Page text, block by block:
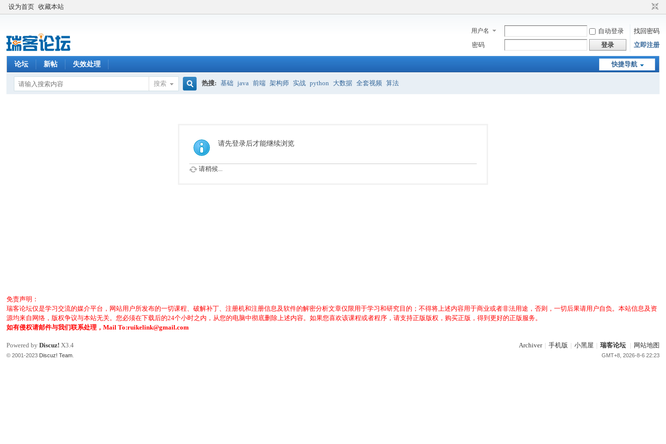
设为首页 收藏本站
用户名 自动登录
找回密码
密码
登录 立即注册
快捷导航
论坛 新帖 失效处理
搜索 热搜: 基础 java 前端 架构师 实战 python 大数据 全套视频 算法
请先登录后才能继续浏览
请稍候...
免责声明：
瑞客论坛仅是学习交流的媒介平台，网站用户所发布的一切课程、破解补丁、注册机和注册信息及软件的解密分析文章仅限用于学习和研究目的；不得将上述内容用于商业或者非法用途，否则，一切后果请用户自负。本站信息及资
源均来自网络，版权争议与本站无关。您必须在下载后的24个小时之内，从您的电脑中彻底删除上述内容。如果您喜欢该课程或者程序，请支持正版版权，购买正版，得到更好的正版服务。
如有侵权请邮件与我们联系处理，Mail To:ruikelink@gmail.com
Archiver | 手机版 | 小黑屋 | 瑞客论坛 | 网站地图
GMT+8, 2026-8-6 22:23
Powered byDiscuz! X3.4
© 2001-2023 Discuz! Team